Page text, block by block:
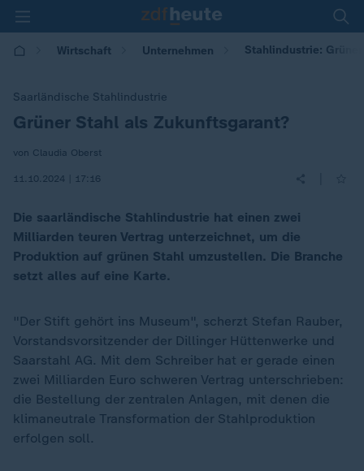
Wirtschaft Unternehmen Stahlindustrie:
Saarländische Stahlindustrie
:
Grüner Stahl als Zukunftsgarant?
von Claudia Oberst
11.10.2024 | 17:16
Die saarländische Stahlindustrie hat einen zwei
Milliarden teuren Vertrag unterzeichnet, um die
Produktion auf grünen Stahl umzustellen. Die Branche
setzt alles auf eine Karte.
"Der Stift gehört ins Museum", scherzt Stefan Rauber,
Vorstandsvorsitzender der Dillinger Hüttenwerke und
Saarstahl AG. Mit dem Schreiber hat er gerade einen
zwei Milliarden Euro schweren Vertrag unterschrieben:
die Bestellung der zentralen Anlagen, mit denen die
klimaneutrale Transformation der Stahlproduktion
erfolgen soll.